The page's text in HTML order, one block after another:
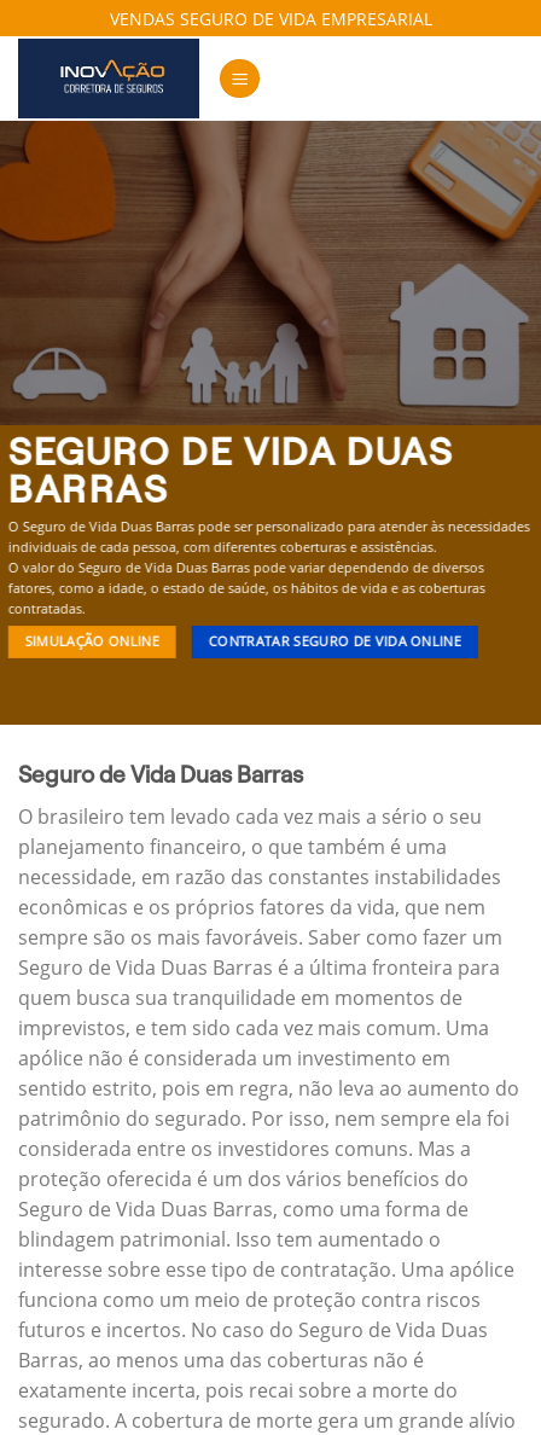
to
content
VENDAS SEGURO DE VIDA EMPRESARIAL
SEGURO DE VIDA DUAS
BARRAS
O Seguro de Vida Duas Barras pode ser personalizado para atender às necessidades
individuais de cada pessoa, com diferentes coberturas e assistências.
O valor do Seguro de Vida Duas Barras pode variar dependendo de diversos
fatores, como a idade, o estado de saúde, os hábitos de vida e as coberturas
contratadas.
SIMULAÇÃO ONLINE CONTRATAR SEGURO DE VIDA ONLINE
Seguro de Vida Duas Barras
O brasileiro tem levado cada vez mais a sério o seu
planejamento financeiro, o que também é uma
necessidade, em razão das constantes instabilidades
econômicas e os próprios fatores da vida, que nem
sempre são os mais favoráveis. Saber como fazer um
Seguro de Vida Duas Barras é a última fronteira para
quem busca sua tranquilidade em momentos de
imprevistos, e tem sido cada vez mais comum. Uma
apólice não é considerada um investimento em
sentido estrito, pois em regra, não leva ao aumento do
patrimônio do segurado. Por isso, nem sempre ela foi
considerada entre os investidores comuns. Mas a
proteção oferecida é um dos vários benefícios do
Seguro de Vida Duas Barras, como uma forma de
blindagem patrimonial. Isso tem aumentado o
interesse sobre esse tipo de contratação. Uma apólice
funciona como um meio de proteção contra riscos
futuros e incertos. No caso do Seguro de Vida Duas
Barras, ao menos uma das coberturas não é
exatamente incerta, pois recai sobre a morte do
segurado. A cobertura de morte gera um grande alívio